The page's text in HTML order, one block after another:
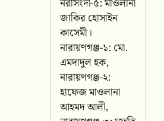
নরসিংদী-৫: মাওলানা
জাকির হোসাইন
কাসেমী।
নারায়ণগঞ্জ-১: মো.
এমদাদুল হক,
নারায়ণগঞ্জ-২:
হাফেজ মাওলানা
আহমদ আলী,